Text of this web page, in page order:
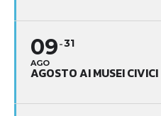
09
AGO
31
AGOSTO AI MUSEI CIVICI